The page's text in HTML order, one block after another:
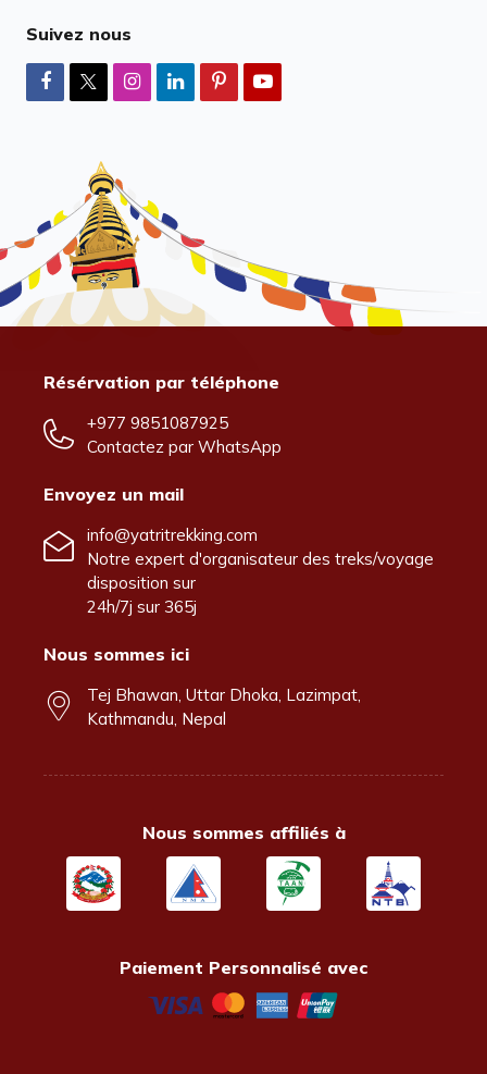
Suivez nous
Résérvation par téléphone
+977 9851087925
Contactez par WhatsApp
Envoyez un mail
info@yatritrekking.com
Notre expert d'organisateur des treks/voyage
disposition sur
24h/7j sur 365j
Nous sommes ici
Tej Bhawan, Uttar Dhoka, Lazimpat,
Kathmandu, Nepal
Nous sommes affiliés à
Paiement Personnalisé avec